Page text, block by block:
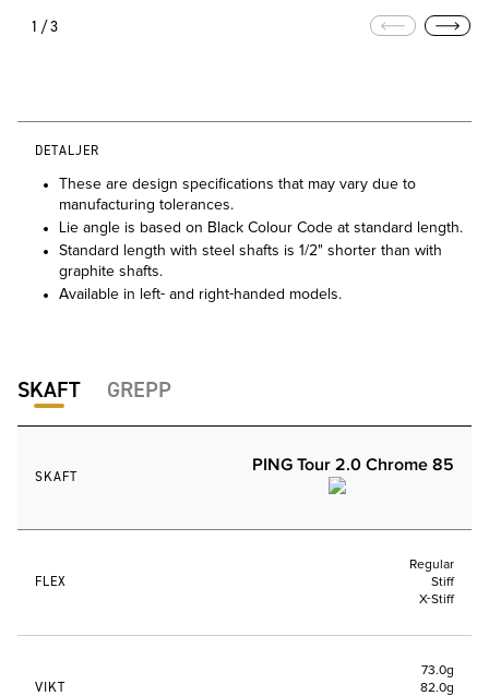
1/3
DETALJER
These are design specifications that may vary due to
manufacturing tolerances.
Lie angle is based on Black Colour Code at standard length.
Standard length with steel shafts is 1/2" shorter than with
graphite shafts.
Available in left- and right-handed models.
SKAFT GREPP
SKAFT
PING Tour 2.0 Chrome 85
FLEX
Regular
Stiff
X-Stiff
VIKT
73.0g
82.0g